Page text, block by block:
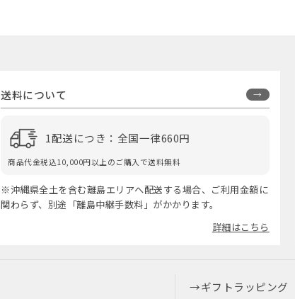
送料について
1配送につき：全国一律660円
商品代金税込10,000円以上のご購入で送料無料
※沖縄県全土を含む離島エリアへ配送する場合、ご利用金額に
関わらず、別途「離島中継手数料」がかかります。
詳細はこちら
ギフトラッピング